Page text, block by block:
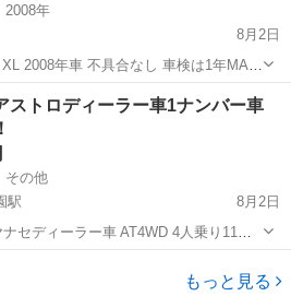
2008年
8月2日
2008年車 不具合なし 車検は1年MAX
ホイール 275/55/20 マットタイヤ サイドカメラ...
その他
ストロディーラー車1ナンバー車
その他
駅
8月2日
セディーラー車 AT4WD 4人乗り11ナ
ージング ロールパンバンパー 20イン
1年付き カスタムベース 走行180,000
もっと見る